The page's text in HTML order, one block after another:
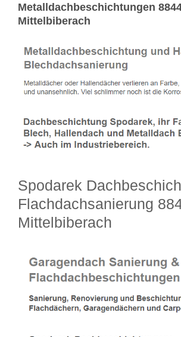
Metalldachbeschichtungen
Mittelbiberach
Spodarek
Flachdachsanierung
Mittelbiberach